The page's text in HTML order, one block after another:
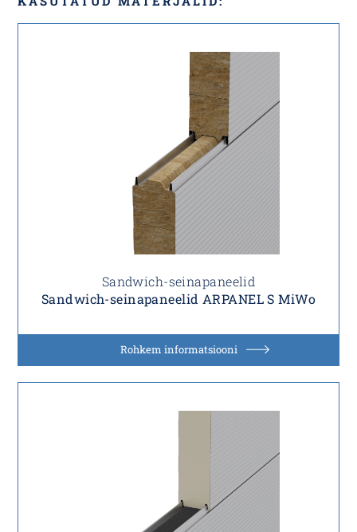
Sandwich-seinapaneelid
Sandwich-seinapaneelid ARPANEL S MiWo
Rohkem informatsiooni